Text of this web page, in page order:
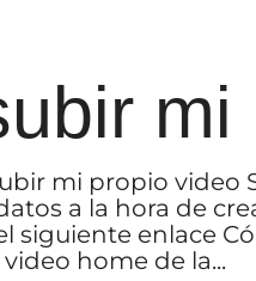
mi propio video
a la hora de
siguiente enlace
home de la...